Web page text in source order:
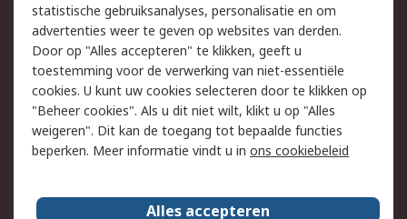
Track & Trace
Wettelijk
Cookiebeleid
Email veiligheid
Privacybeleid
Websitevoorwaarden
Algemene
verkoopvoorwaarden
Over RS
statistische gebruiksanalyses, personalisatie en om
advertenties weer te geven op websites van derden.
Door op "Alles accepteren" te klikken, geeft u
toestemming voor de verwerking van niet-essentiële
cookies. U kunt uw cookies selecteren door te klikken op
"Beheer cookies". Als u dit niet wilt, klikt u op "Alles
weigeren". Dit kan de toegang tot bepaalde functies
beperken. Meer informatie vindt u in ons cookiebeleid
Alles accepteren